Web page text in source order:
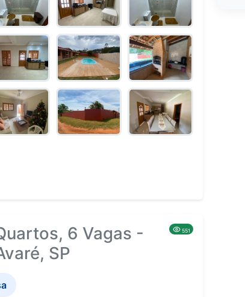
6 Vagas -
SP
551